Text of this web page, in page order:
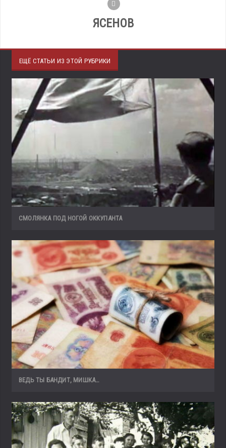
ЯСЕНОВ
ЕЩЁ СТАТЬИ ИЗ ЭТОЙ РУБРИКИ
СМОЛЯНКА ПОД НОГОЙ ОККУПАНТА
ВЕДЬ ТЫ БАНДИТ, МИШКА…